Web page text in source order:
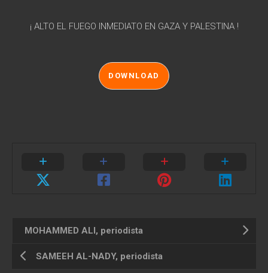
¡ ALTO EL FUEGO INMEDIATO EN GAZA Y PALESTINA !
DOWNLOAD
MOHAMMED ALI, periodista
SAMEEH AL-NADY, periodista